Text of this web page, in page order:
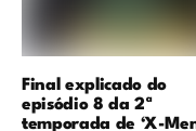
Final explicado do
episódio 8 da 2ª
temporada de ‘X-